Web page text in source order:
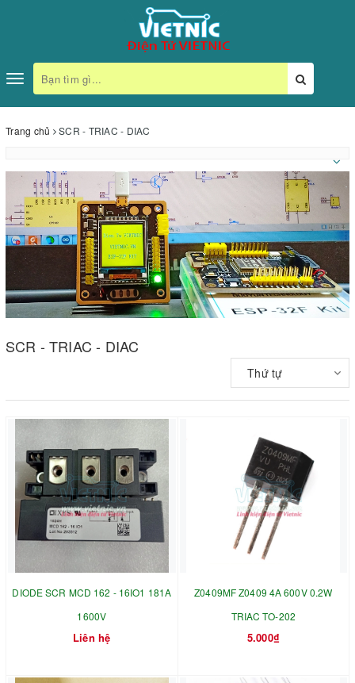
Toggle
navigation
Trang chủ SCR - TRIAC - DIAC
SCR - TRIAC - DIAC
Thứ tự
DIODE SCR MCD 162 - 16IO1 181A
1600V
Liên hệ
Z0409MF Z0409 4A 600V 0.2W
TRIAC TO-202
5.000₫